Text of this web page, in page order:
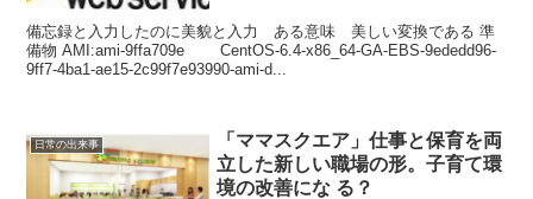
備忘録と入力したのに美貌と入力 ある意味 美しい変換である 準
備物 AMI:ami-9ffa709e CentOS-6.4-x86_64-GA-EBS-9ededd96-
9ff7-4ba1-ae15-2c99f7e93990-ami-d...
日常の出来事
「ママスクエア」仕事と保育を両
立した新しい職場の形。子育て環
境の改善にな る？